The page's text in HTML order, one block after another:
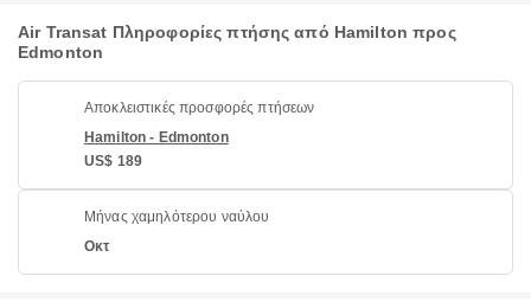
Air Transat Πληροφορίες πτήσης από Hamilton προς
Edmonton
Αποκλειστικές προσφορές πτήσεων
Hamilton - Edmonton
US$ 189
Μήνας χαμηλότερου ναύλου
Οκτ